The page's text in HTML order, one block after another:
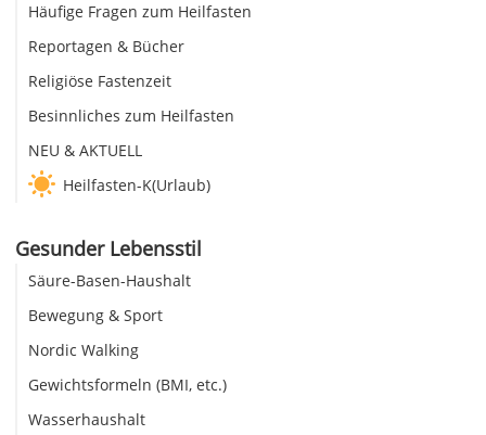
Häufige Fragen zum Heilfasten
Reportagen & Bücher
Religiöse Fastenzeit
Besinnliches zum Heilfasten
NEU & AKTUELL
Heilfasten-K(Urlaub)
Gesunder Lebensstil
Säure-Basen-Haushalt
Bewegung & Sport
Nordic Walking
Gewichtsformeln (BMI, etc.)
Wasserhaushalt